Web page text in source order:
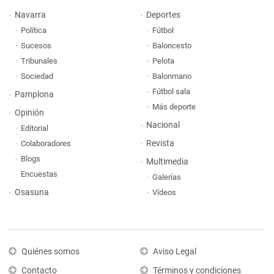
Navarra
Política
Sucesos
Tribunales
Sociedad
Pamplona
Opinión
Editorial
Colaboradores
Blogs
Encuestas
Osasuna
Deportes
Fútbol
Baloncesto
Pelota
Balonmano
Fútbol sala
Más deporte
Nacional
Revista
Multimedia
Galerías
Vídeos
Quiénes somos
Contacto
Aviso Legal
Términos y condiciones